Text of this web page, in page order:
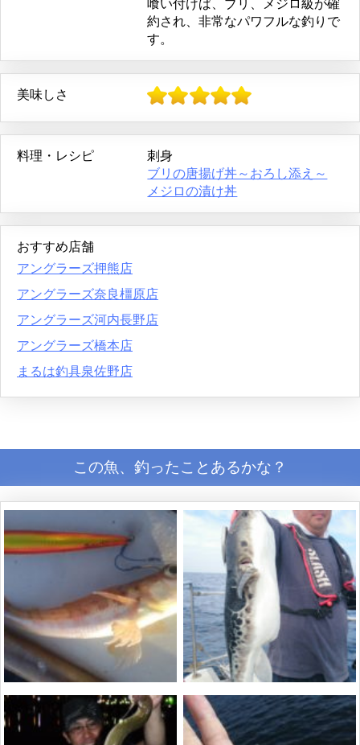
喰い付けば、ブリ、メジロ級が確
約され、非常なパワフルな釣りで
す。
美味しさ
料理・レシピ
刺身
ブリの唐揚げ丼～おろし添え～
メジロの漬け丼
おすすめ店舗
アングラーズ押熊店
アングラーズ奈良橿原店
アングラーズ河内長野店
アングラーズ橋本店
まるは釣具泉佐野店
この魚、釣ったことあるかな？